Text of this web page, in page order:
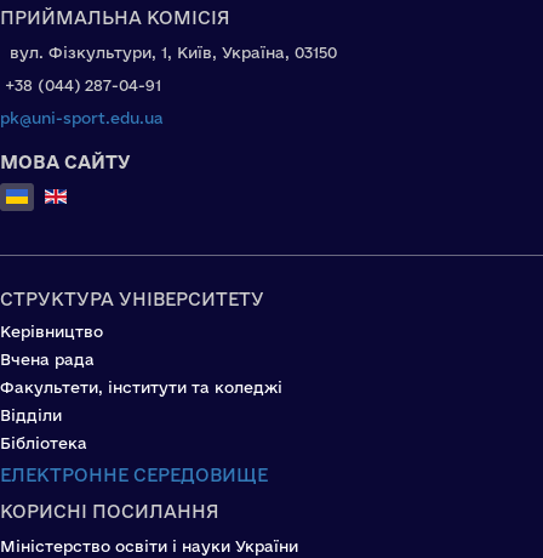
ПРИЙМАЛЬНА КОМІСІЯ
вул. Фізкультури, 1, Київ, Україна, 03150
+38 (044) 287-04-91
pk@uni-sport.edu.ua
МОВА САЙТУ
Оберіть свою мову
СТРУКТУРА УНІВЕРСИТЕТУ
Керівництво
Вчена рада
Факультети, інститути та коледжі
Відділи
Бібліотека
ЕЛЕКТРОННЕ СЕРЕДОВИЩЕ
КОРИСНІ ПОСИЛАННЯ
Міністерство освіти і науки України